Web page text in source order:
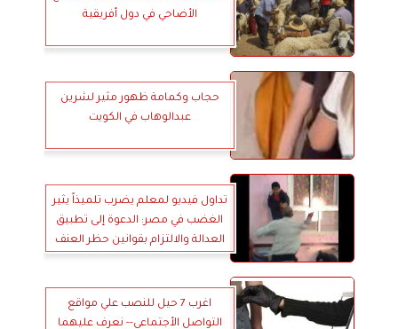
الأضاحي في دول أفريقية
حجاب وكمامة ظهور مثير لشرين
عبدالوهاب في الكويت
تداول فيديو لمعلم يضرب تلميذاً يثير
الغضب في مصر: الدعوة إلى تطبيق
العدالة والالتزام بقوانين حظر العنف
اغرب 7 حيل للنصب علي مواقع
التواصل الأجتماعي-- نعرف عليهما